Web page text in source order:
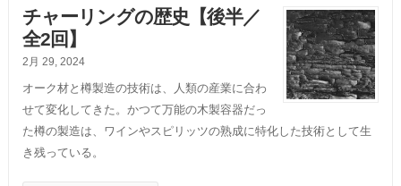
チャーリングの歴史【後半／
全2回】
2月 29, 2024
オーク材と樽製造の技術は、人類の産業に合わ
せて変化してきた。かつて万能の木製容器だっ
た樽の製造は、ワインやスピリッツの熟成に特化した技術として生
き残っている。